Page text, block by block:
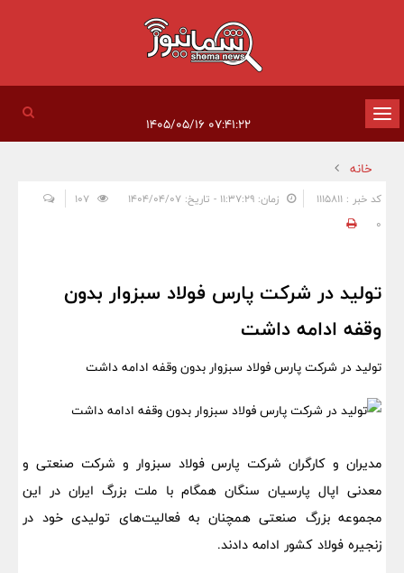
تغییر
وضعیت
ناوبری
۰۷:۴۱:۲۲ ۱۴۰۵/۰۵/۱۶
خانه
کد خبر : 1115811 زمان: ۱۱:۳۷:۲۹ - تاریخ: ۱۴۰۴/۰۴/۰۷
0
تولید در شرکت پارس فولاد سبزوار بدون
وقفه ادامه داشت
تولید در شرکت پارس فولاد سبزوار بدون وقفه ادامه داشت
مدیران و کارگران شرکت پارس فولاد سبزوار و شرکت صنعتی و
معدنی اپال پارسیان سنگان همگام با ملت بزرگ ایران در این
مجموعه بزرگ صنعتی همچنان به فعالیت‌های تولیدی خود در
زنجیره فولاد کشور ادامه دادند.